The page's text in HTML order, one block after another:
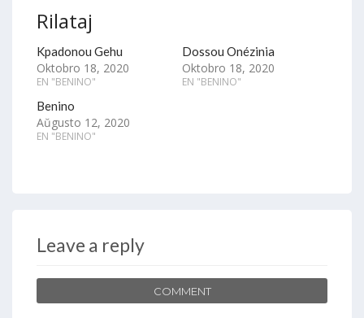
Rilataj
Kpadonou Gehu
Oktobro 18, 2020
EN "BENINO"
Dossou Onézinia
Oktobro 18, 2020
EN "BENINO"
Benino
Aŭgusto 12, 2020
EN "BENINO"
Leave a reply
COMMENT